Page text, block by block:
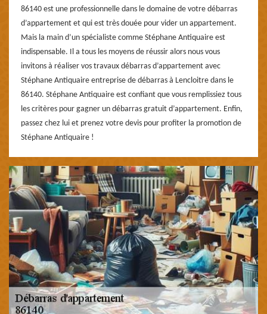
86140 est une professionnelle dans le domaine de votre débarras
d’appartement et qui est très douée pour vider un appartement.
Mais la main d’un spécialiste comme Stéphane Antiquaire est
indispensable. Il a tous les moyens de réussir alors nous vous
invitons à réaliser vos travaux débarras d’appartement avec
Stéphane Antiquaire entreprise de débarras à Lencloitre dans le
86140. Stéphane Antiquaire est confiant que vous remplissiez tous
les critères pour gagner un débarras gratuit d’appartement. Enfin,
passez chez lui et prenez votre devis pour profiter la promotion de
Stéphane Antiquaire !